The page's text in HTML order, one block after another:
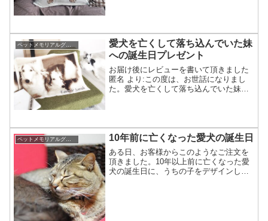
ペットメモリアルグッズがペットロスの支えになったお話し
愛犬を亡くして落ち込んでいた妹
への誕生日プレゼント
お届け後にレビューを書いて頂きました
匿名 より:この度は、お世話になりまし
た。愛犬を亡くして落ち込んでいた妹へ
ットの箱を開けた瞬間、...
ペットメモリアルグッズがペットロスの支えになったお話し 10年前に亡くなった愛犬の誕生日
ある日、お客様からこのようなご注文を
頂きました。10年以上前に亡くなった愛
犬の誕生日に、うちの子をデザインした